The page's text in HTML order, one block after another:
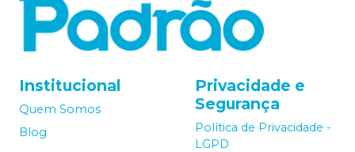
Institucional
Quem Somos
Blog
Privacidade e
Segurança
Política de Privacidade -
LGPD